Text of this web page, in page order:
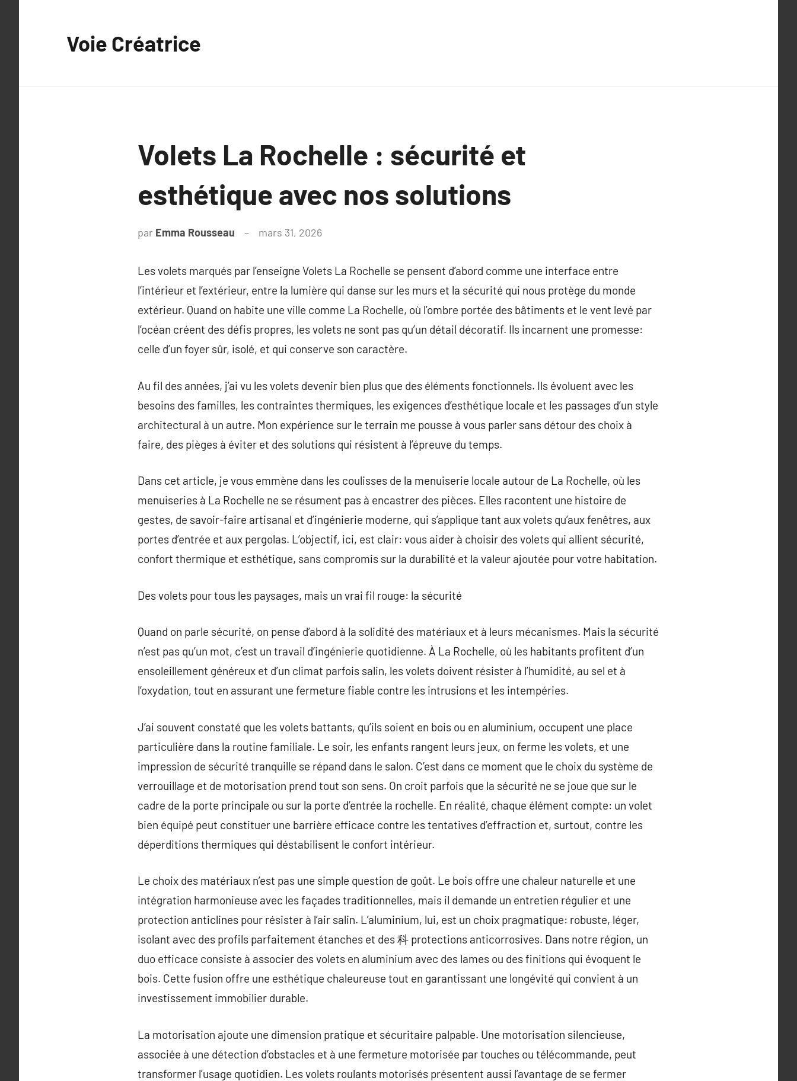
Voie Créatrice
Volets La Rochelle : sécurité et
esthétique avec nos solutions
par Emma Rousseau mars 31, 2026
Les volets marqués par l’enseigne Volets La Rochelle se pensent d’abord comme une interface entre
l’intérieur et l’extérieur, entre la lumière qui danse sur les murs et la sécurité qui nous protège du monde
extérieur. Quand on habite une ville comme La Rochelle, où l’ombre portée des bâtiments et le vent levé par
l’océan créent des défis propres, les volets ne sont pas qu’un détail décoratif. Ils incarnent une promesse:
celle d’un foyer sûr, isolé, et qui conserve son caractère.
Au fil des années, j’ai vu les volets devenir bien plus que des éléments fonctionnels. Ils évoluent avec les
besoins des familles, les contraintes thermiques, les exigences d’esthétique locale et les passages d’un style
architectural à un autre. Mon expérience sur le terrain me pousse à vous parler sans détour des choix à
faire, des pièges à éviter et des solutions qui résistent à l’épreuve du temps.
Dans cet article, je vous emmène dans les coulisses de la menuiserie locale autour de La Rochelle, où les
menuiseries à La Rochelle ne se résument pas à encastrer des pièces. Elles racontent une histoire de
gestes, de savoir-faire artisanal et d’ingénierie moderne, qui s’applique tant aux volets qu’aux fenêtres, aux
portes d’entrée et aux pergolas. L’objectif, ici, est clair: vous aider à choisir des volets qui allient sécurité,
confort thermique et esthétique, sans compromis sur la durabilité et la valeur ajoutée pour votre habitation.
Des volets pour tous les paysages, mais un vrai fil rouge: la sécurité
Quand on parle sécurité, on pense d’abord à la solidité des matériaux et à leurs mécanismes. Mais la sécurité
n’est pas qu’un mot, c’est un travail d’ingénierie quotidienne. À La Rochelle, où les habitants profitent d’un
ensoleillement généreux et d’un climat parfois salin, les volets doivent résister à l’humidité, au sel et à
l’oxydation, tout en assurant une fermeture fiable contre les intrusions et les intempéries.
J’ai souvent constaté que les volets battants, qu’ils soient en bois ou en aluminium, occupent une place
particulière dans la routine familiale. Le soir, les enfants rangent leurs jeux, on ferme les volets, et une
impression de sécurité tranquille se répand dans le salon. C’est dans ce moment que le choix du système de
verrouillage et de motorisation prend tout son sens. On croit parfois que la sécurité ne se joue que sur le
cadre de la porte principale ou sur la porte d’entrée la rochelle. En réalité, chaque élément compte: un volet
bien équipé peut constituer une barrière efficace contre les tentatives d’effraction et, surtout, contre les
déperditions thermiques qui déstabilisent le confort intérieur.
Le choix des matériaux n’est pas une simple question de goût. Le bois offre une chaleur naturelle et une
intégration harmonieuse avec les façades traditionnelles, mais il demande un entretien régulier et une
protection anticlines pour résister à l’air salin. L’aluminium, lui, est un choix pragmatique: robuste, léger,
isolant avec des profils parfaitement étanches et des 科 protections anticorrosives. Dans notre région, un
duo efficace consiste à associer des volets en aluminium avec des lames ou des finitions qui évoquent le
bois. Cette fusion offre une esthétique chaleureuse tout en garantissant une longévité qui convient à un
investissement immobilier durable.
La motorisation ajoute une dimension pratique et sécuritaire palpable. Une motorisation silencieuse,
associée à une détection d’obstacles et à une fermeture motorisée par touches ou télécommande, peut
transformer l’usage quotidien. Les volets roulants motorisés présentent aussi l’avantage de se fermer